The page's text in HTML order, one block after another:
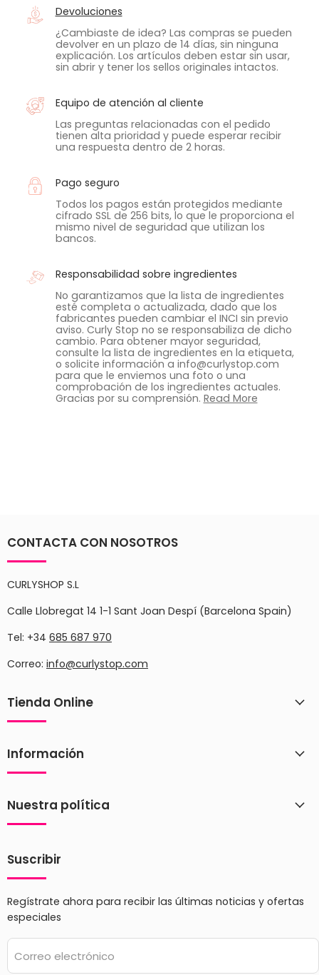
Devoluciones
¿Cambiaste de idea? Las compras se pueden
devolver en un plazo de 14 días, sin ninguna
explicación. Los artículos deben estar sin usar,
sin abrir y tener los sellos originales intactos.
Equipo de atención al cliente
Las preguntas relacionadas con el pedido
tienen alta prioridad y puede esperar recibir
una respuesta dentro de 2 horas.
Pago seguro
Todos los pagos están protegidos mediante
cifrado SSL de 256 bits, lo que le proporciona el
mismo nivel de seguridad que utilizan los
bancos.
Responsabilidad sobre ingredientes
No garantizamos que la lista de ingredientes
esté completa o actualizada, dado que los
fabricantes pueden cambiar el INCI sin previo
aviso. Curly Stop no se responsabiliza de dicho
cambio. Para obtener mayor seguridad,
consulte la lista de ingredientes en la etiqueta,
o solicite información a info@curlystop.com
para que le enviemos una foto o una
comprobación de los ingredientes actuales.
Gracias por su comprensión. Read More
CONTACTA CON NOSOTROS
CURLYSHOP S.L
Calle Llobregat 14 1-1 Sant Joan Despí (Barcelona Spain)
Tel: +34 685 687 970
Correo: info@curlystop.com
Tienda Online
Información
Nuestra política
Suscribir
Regístrate ahora para recibir las últimas noticias y ofertas
especiales
Correo electrónico